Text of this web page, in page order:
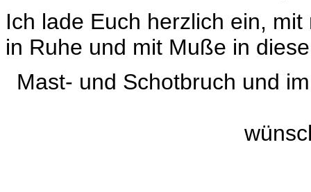
Ich lade Euch herzlich ein,
in Ruhe und mit Muße in
Mast- und Schotbruch und